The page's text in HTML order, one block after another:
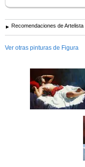
Recomendaciones de Artelista
Ver otras pinturas de Figura